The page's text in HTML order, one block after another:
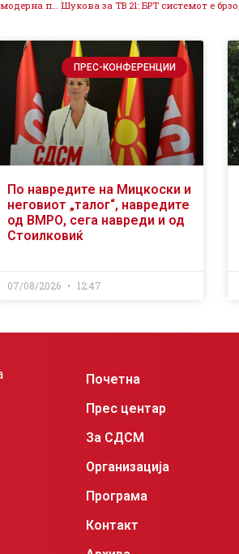
ПРЕС-КОНФЕРЕНЦИИ
По навредите на Мицкоски и
неговиот „талог“, навредите
од ВМРО, сега навреди и од
Стоилковиќ
07/08/2026 12:47
Почетна
Прес центар
За СДСМ
Организација
Програма
Контакт